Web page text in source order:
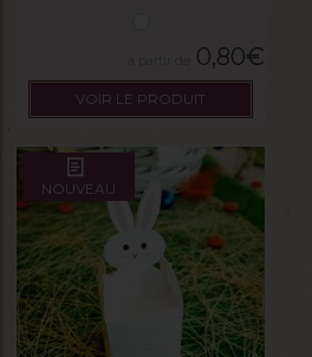
0,80€
VOIR LE PRODUIT
NOUVEAU